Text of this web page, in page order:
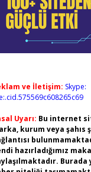
ve İletişim: Skype:
Uyarı: Bu internet
kurum veya
hazırladığımız